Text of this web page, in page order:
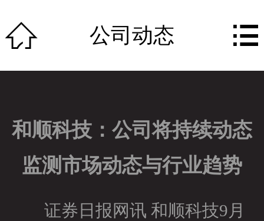
关于我们
公司动态
行业资讯
 公司动态 
和顺科技：公司将持续动态
监测市场动态与行业趋势
证券日报网讯 和顺科技9月